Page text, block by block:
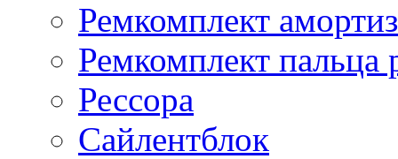
Ремкомплект
Ремкомплект пальца
Рессора
Сайлентблок